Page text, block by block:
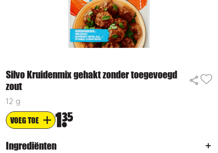
Silvo Kruidenmix gehakt zonder toegevoegd
zout
12 g
VOEG TOE 1 35
Ingrediënten